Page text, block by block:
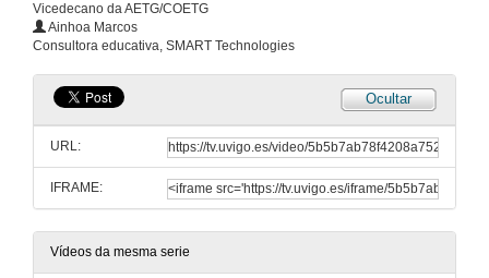
Vicedecano da AETG/COETG
Ainhoa Marcos
Consultora educativa, SMART Technologies
Ocultar
URL:
IFRAME:
Vídeos da mesma serie